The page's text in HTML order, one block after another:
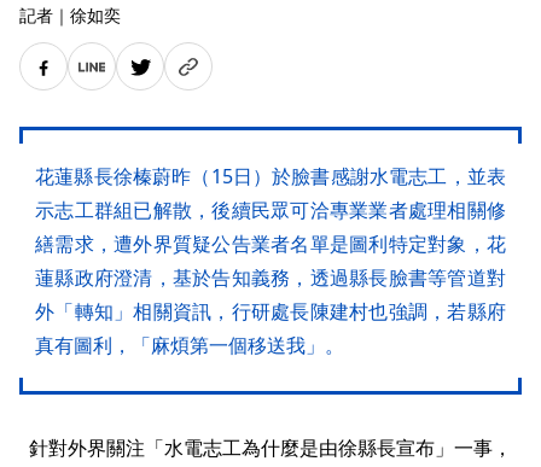
記者 ｜ 徐如奕
花蓮縣長徐榛蔚昨（15日）於臉書感謝水電志工，並表
示志工群組已解散，後續民眾可洽專業業者處理相關修
繕需求，遭外界質疑公告業者名單是圖利特定對象，花
蓮縣政府澄清，基於告知義務，透過縣長臉書等管道對
外「轉知」相關資訊，行研處長陳建村也強調，若縣府
真有圖利，「麻煩第一個移送我」。
針對外界關注「水電志工為什麼是由徐縣長宣布」一事，